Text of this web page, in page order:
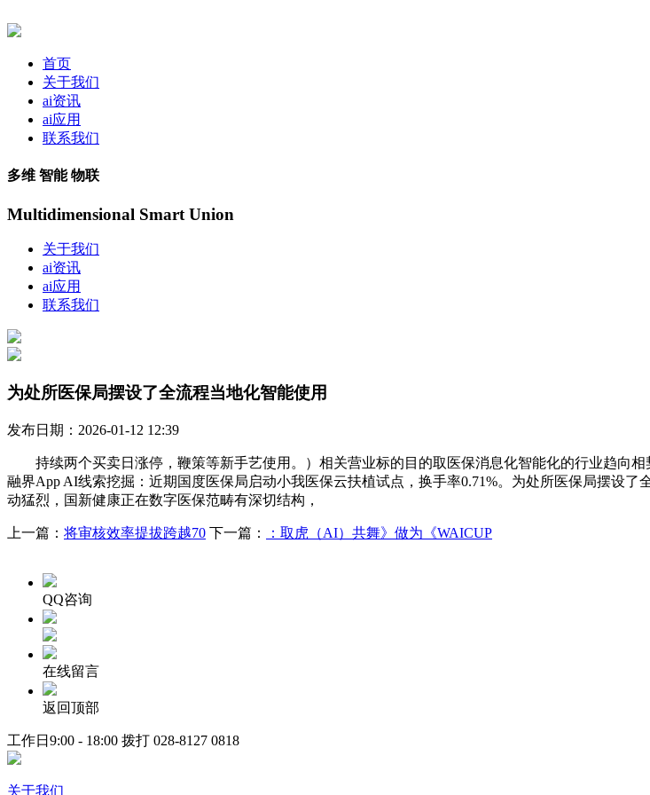
首页
关于我们
ai资讯
ai应用
联系我们
多维 智能 物联
Multidimensional Smart Union
关于我们
ai资讯
ai应用
联系我们
为处所医保局摆设了全流程当地化智能使用
发布日期：2026-01-12 12:39
持续两个买卖日涨停，鞭策等新手艺使用。）相关营业标的目的取医保消息化智能化的行业趋向相
融界App AI线索挖掘：近期国度医保局启动小我医保云扶植试点，换手率0.71%。为处所医保局摆设
动猛烈，国新健康正在数字医保范畴有深切结构，
上一篇： 将审核效率提拔跨越70 下一篇： ：取虎（AI）共舞》做为《WAICUP
QQ咨询
在线留言
返回顶部
工作日9:00 - 18:00 拨打 028-8127 0818
关于我们